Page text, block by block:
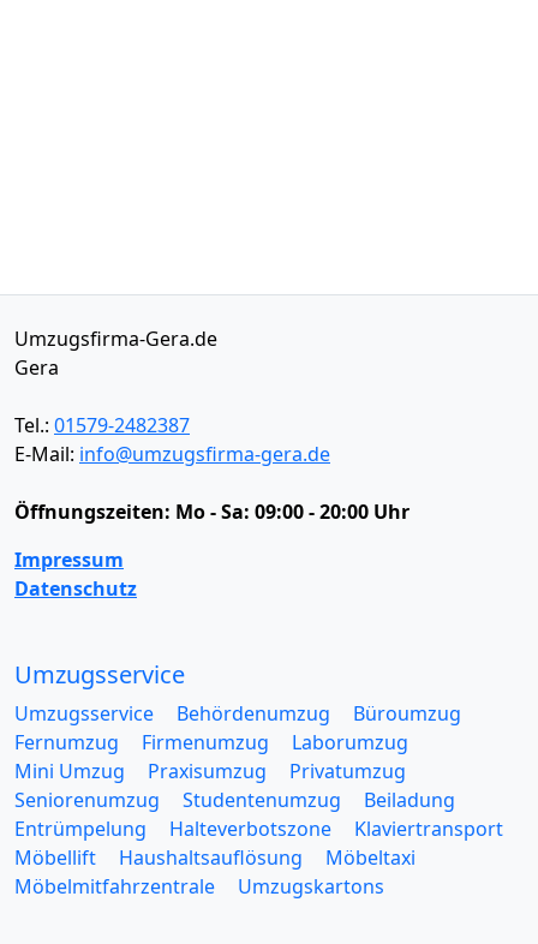
Umzugsfirma-Gera.de
Gera
Tel.: 01579-2482387
E-Mail: info@umzugsfirma-gera.de
Öffnungszeiten: Mo - Sa: 09:00 - 20:00 Uhr
Impressum
Datenschutz
Umzugsservice
Umzugsservice Behördenumzug
Büroumzug
Fernumzug
Firmenumzug
Laborumzug
Mini Umzug
Praxisumzug
Privatumzug
Seniorenumzug
Studentenumzug
Beiladung
Entrümpelung
Halteverbotszone
Klaviertransport
Möbellift
Haushaltsauflösung
Möbeltaxi
Möbelmitfahrzentrale
Umzugskartons